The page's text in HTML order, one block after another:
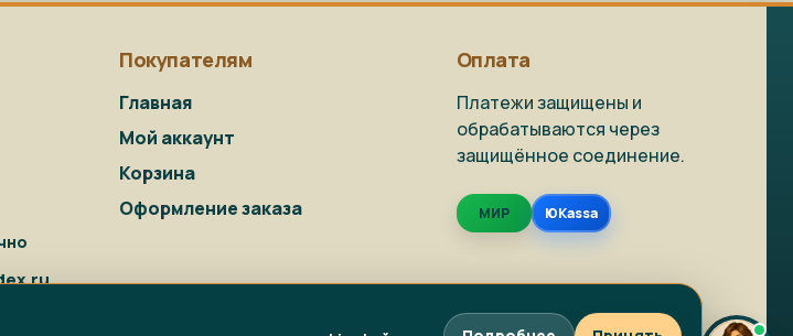
Покупателям
Главная
Мой аккаунт
Корзина
Оформление заказа
Оплата
Платежи защищены и
обрабатываются через
защищённое соединение.
МИР ЮKassa
Фото на холсте
Написать в MAX